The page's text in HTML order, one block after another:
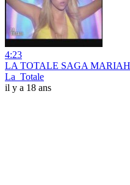
4:23
LA TOTALE SAGA
La_Totale
il y a 18 ans